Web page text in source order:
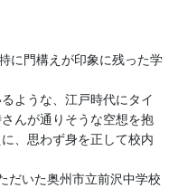
に門構えが印象に残った学
ような、江戸時代にタイ
んが通りそうな空想を抱
、思わず身を正して校内
だいた奥州市立前沢中学校